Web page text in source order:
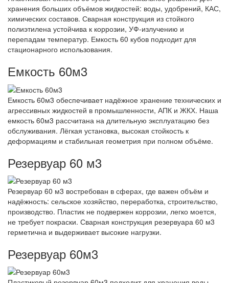
хранения больших объёмов жидкостей: воды, удобрений, КАС,
химических составов. Сварная конструкция из стойкого
полиэтилена устойчива к коррозии, УФ-излучению и
перепадам температур. Емкость 60 кубов подходит для
стационарного использования.
Емкость 60м3
Емкость 60м3 обеспечивает надёжное хранение технических и
агрессивных жидкостей в промышленности, АПК и ЖКХ. Наша
емкость 60м3 рассчитана на длительную эксплуатацию без
обслуживания. Лёгкая установка, высокая стойкость к
деформациям и стабильная геометрия при полном объёме.
Резервуар 60 м3
Резервуар 60 м3 востребован в сферах, где важен объём и
надёжность: сельское хозяйство, переработка, строительство,
производство. Пластик не подвержен коррозии, легко моется,
не требует покраски. Сварная конструкция резервуара 60 м3
герметична и выдерживает высокие нагрузки.
Резервуар 60м3